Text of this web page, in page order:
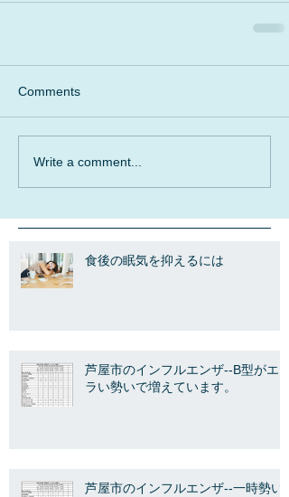
Comments
Write a comment...
食後の眠気を抑えるには
芦屋市のインフルエンザ--B型がエ
ラい勢いで増えています。
芦屋市のインフルエンザ--一時勢い